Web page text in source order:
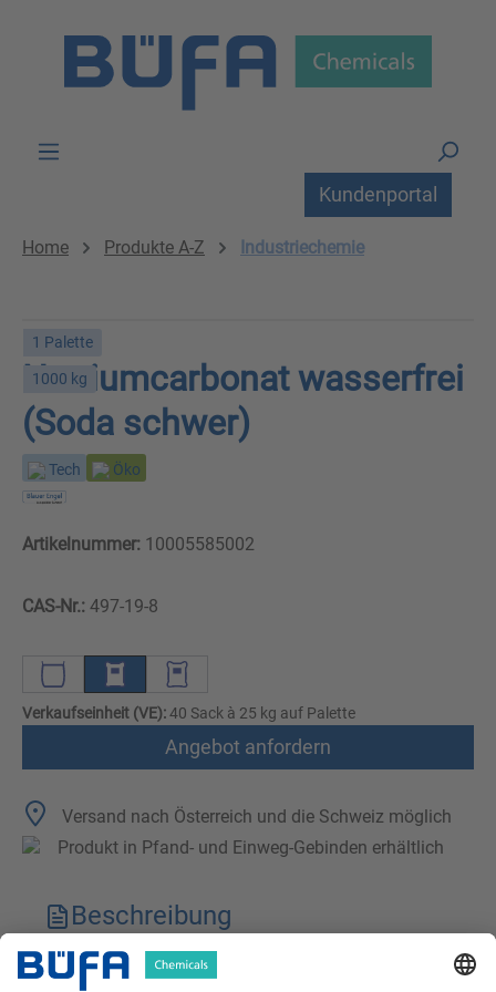
Kundenportal
Home Produkte A-Z Industriechemie
1 Palette
1000 kg
Natriumcarbonat wasserfrei
(Soda schwer)
Tech Öko
Artikelnummer: 10005585002
CAS-Nr.: 497-19-8
Verkaufseinheit (VE):40 Sack à 25 kg auf Palette
Angebot anfordern
Versand nach Österreich und die Schweiz möglich
Produkt in Pfand- und Einweg-Gebinden erhältlich
Beschreibung
Technische Merkmale